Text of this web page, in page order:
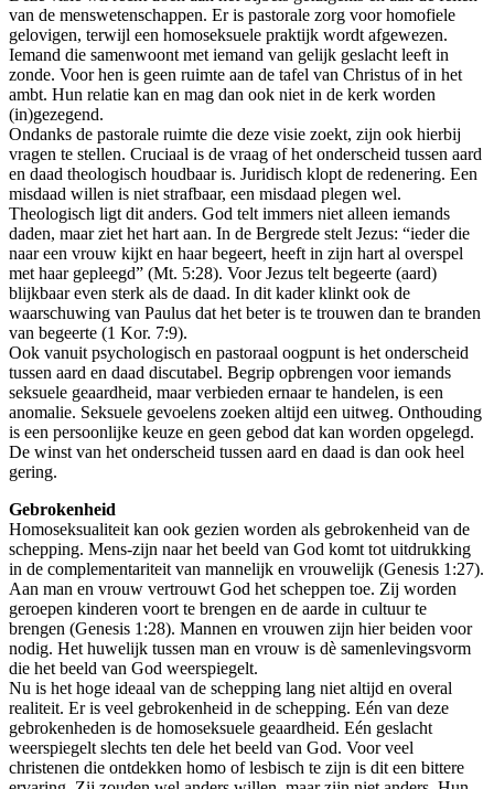
van de menswetenschappen. Er is pastorale zorg voor homofiele
gelovigen, terwijl een homoseksuele praktijk wordt afgewezen.
Iemand die samenwoont met iemand van gelijk geslacht leeft in
zonde. Voor hen is geen ruimte aan de tafel van Christus of in het
ambt. Hun relatie kan en mag dan ook niet in de kerk worden
(in)gezegend.
Ondanks de pastorale ruimte die deze visie zoekt, zijn ook hierbij
vragen te stellen. Cruciaal is de vraag of het onderscheid tussen aard
en daad theologisch houdbaar is. Juridisch klopt de redenering. Een
misdaad willen is niet strafbaar, een misdaad plegen wel.
Theologisch ligt dit anders. God telt immers niet alleen iemands
daden, maar ziet het hart aan. In de Bergrede stelt Jezus: “ieder die
naar een vrouw kijkt en haar begeert, heeft in zijn hart al overspel
met haar gepleegd” (Mt. 5:28). Voor Jezus telt begeerte (aard)
blijkbaar even sterk als de daad. In dit kader klinkt ook de
waarschuwing van Paulus dat het beter is te trouwen dan te branden
van begeerte (1 Kor. 7:9).
Ook vanuit psychologisch en pastoraal oogpunt is het onderscheid
tussen aard en daad discutabel. Begrip opbrengen voor iemands
seksuele geaardheid, maar verbieden ernaar te handelen, is een
anomalie. Seksuele gevoelens zoeken altijd een uitweg. Onthouding
is een persoonlijke keuze en geen gebod dat kan worden opgelegd.
De winst van het onderscheid tussen aard en daad is dan ook heel
gering.
Gebrokenheid
Homoseksualiteit kan ook gezien worden als gebrokenheid van de
schepping. Mens-zijn naar het beeld van God komt tot uitdrukking
in de complementariteit van mannelijk en vrouwelijk (Genesis 1:27).
Aan man en vrouw vertrouwt God het scheppen toe. Zij worden
geroepen kinderen voort te brengen en de aarde in cultuur te
brengen (Genesis 1:28). Mannen en vrouwen zijn hier beiden voor
nodig. Het huwelijk tussen man en vrouw is dè samenlevingsvorm
die het beeld van God weerspiegelt.
Nu is het hoge ideaal van de schepping lang niet altijd en overal
realiteit. Er is veel gebrokenheid in de schepping. Eén van deze
gebrokenheden is de homoseksuele geaardheid. Eén geslacht
weerspiegelt slechts ten dele het beeld van God. Voor veel
christenen die ontdekken homo of lesbisch te zijn is dit een bittere